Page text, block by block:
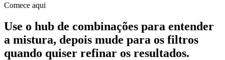
Comece aqui
Use o hub de combinações para entender
a mistura, depois mude para os filtros
quando quiser refinar os resultados.